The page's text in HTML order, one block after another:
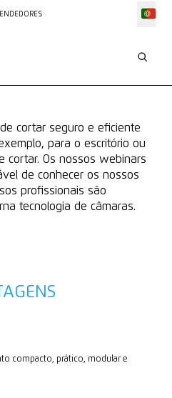
cortar seguro e eficiente
para o escritório ou
cortar. Os nossos webinars
de conhecer os nossos
profissionais são
tecnologia de câmaras.
compacto, prático, modular e